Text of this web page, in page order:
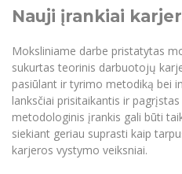
Nauji įrankiai
Moksliniame darbe pristatytas
sukurtas teorinis darbuotojų
pasiūlant ir tyrimo metodiką bei
lanksčiai prisitaikantis ir
metodologinis įrankis gali būti
siekiant geriau suprasti kaip
karjeros vystymo veiksniai.